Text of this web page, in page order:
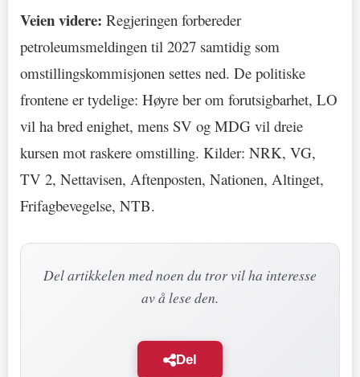
Veien videre: Regjeringen forbereder
petroleumsmeldingen til 2027 samtidig som
omstillingskommisjonen settes ned. De politiske
frontene er tydelige: Høyre ber om forutsigbarhet, LO
vil ha bred enighet, mens SV og MDG vil dreie
kursen mot raskere omstilling. Kilder: NRK, VG,
TV 2, Nettavisen, Aftenposten, Nationen, Altinget,
Frifagbevegelse, NTB.
Del artikkelen med noen du tror vil ha interesse
av å lese den.
Del